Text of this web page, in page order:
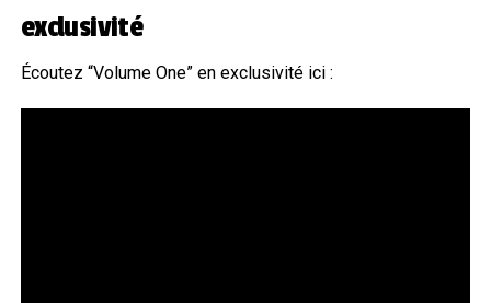
exclusivité
Écoutez “Volume One” en exclusivité ici :